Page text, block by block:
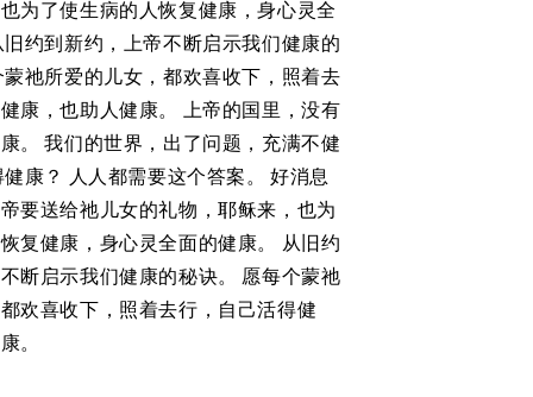
为了使生病的人恢复健康，身心灵全
约到新约，上帝不断启示我们健康的
祂所爱的儿女，都欢喜收下，照着去
康，也助人健康。 上帝的国里，没有
。 我们的世界，出了问题，充满不健
康？ 人人都需要这个答案。 好消息
要送给祂儿女的礼物，耶稣来，也为
复健康，身心灵全面的健康。 从旧约
断启示我们健康的秘诀。 愿每个蒙祂
欢喜收下，照着去行，自己活得健
。